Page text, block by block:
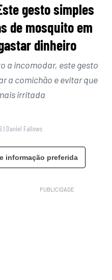
gesto simples
de mosquito em
dinheiro
a incomodar, este gesto
a comichão e evitar que
irritada
| Daniel Fallows
informação preferida